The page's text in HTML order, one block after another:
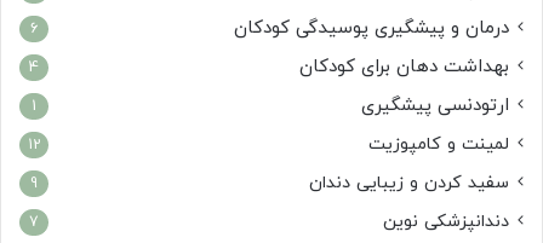
درمان و پیشگیری پوسیدگی کودکان 6
بهداشت دهان برای کودکان 4
ارتودنسی پیشگیری 1
لمینت و کامپوزیت 12
سفید کردن و زیبایی دندان 9
دندانپزشکی نوین 7